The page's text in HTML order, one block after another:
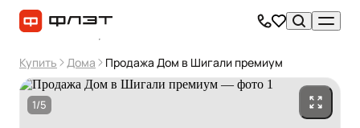
Купить Дома Продажа Дом в Шигали премиум
1/5